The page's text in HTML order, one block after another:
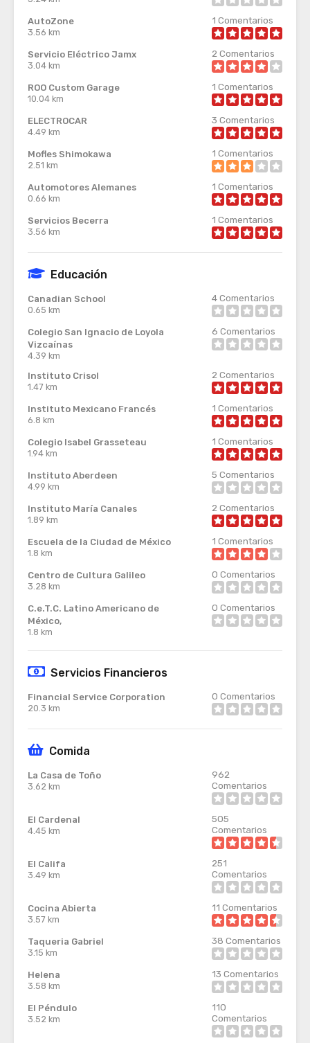
AutoZone
3.56 km
1 Comentarios
Servicio Eléctrico Jamx
3.04 km
2 Comentarios
ROO Custom Garage
10.04 km
1 Comentarios
ELECTROCAR
4.49 km
3 Comentarios
Mofles Shimokawa
2.51 km
1 Comentarios
Automotores Alemanes
0.66 km
1 Comentarios
Servicios Becerra
3.56 km
1 Comentarios
Educación
Canadian School
0.65 km
4Comentarios
Colegio San Ignacio de Loyola
Vizcaínas
4.39 km
6 Comentarios
Instituto Crisol
1.47 km
2 Comentarios
Instituto Mexicano Francés
6.8 km
1 Comentarios
Colegio Isabel Grasseteau
1.94 km
1 Comentarios
Instituto Aberdeen
4.99 km
5 Comentarios
Instituto María Canales
1.89 km
2 Comentarios
Escuela de la Ciudad de México
1.8 km
1 Comentarios
Centro de Cultura Galileo
3.28 km
0 Comentarios
C.e.T.C. Latino Americano de
México,
1.8 km
0 Comentarios
Servicios Financieros
Financial Service Corporation
20.3 km
0 Comentarios
Comida
La Casa de Toño
3.62 km
962
Comentarios
El Cardenal
4.45 km
505
Comentarios
El Califa
3.49 km
251
Comentarios
Cocina Abierta
3.57 km
11 Comentarios
Taqueria Gabriel
3.15 km
38 Comentarios
Helena
3.58 km
13 Comentarios
El Péndulo
3.52 km
110
Comentarios